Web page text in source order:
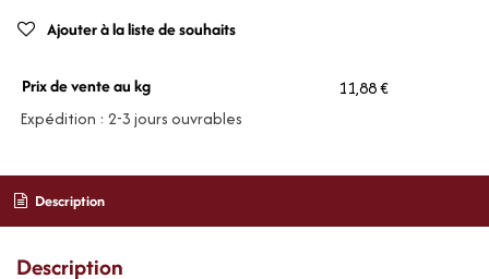
Ajouter à la liste de souhaits
Prix de vente au kg
11,88 €
Expédition : 2-3 jours ouvrables
Description
Description